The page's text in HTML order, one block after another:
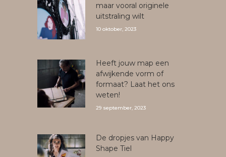
maar vooral originele
uitstraling wilt
10 oktober, 2023
Heeft jouw map een
afwijkende vorm of
formaat? Laat het ons
weten!
29 september, 2023
De dropjes van Happy
Shape Tiel